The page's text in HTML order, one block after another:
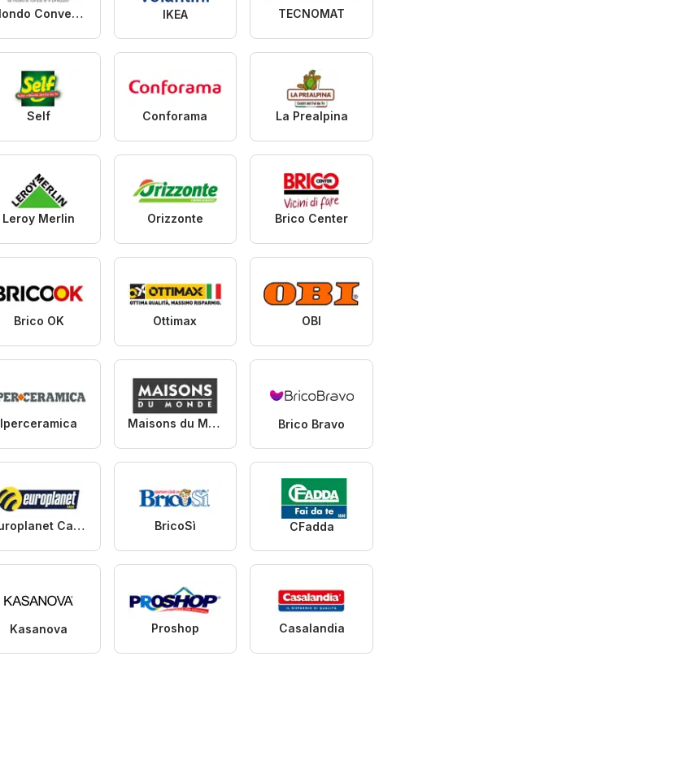
Mondo Convenienza IKEA TECNOMAT
Self Conforama La Prealpina
Leroy Merlin Orizzonte Brico Center
Brico OK Ottimax OBI
Iperceramica Maisons du Monde Brico Bravo
Europlanet Casa BricoSì CFadda
Kasanova Proshop Casalandia